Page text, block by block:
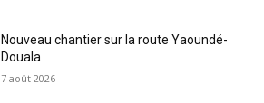
Nouveau chantier sur la route Yaoundé-
Douala
7 août 2026